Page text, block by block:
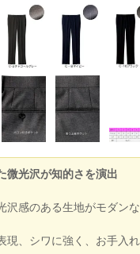
微光沢が知的さを演出
沢感のある生地がモダン
現、シワに強く、お手入